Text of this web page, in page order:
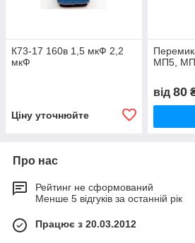
К73-17 160в 1,5 мкФ 2,2
мкФ
Ціну уточнюйте
МП5,
від 80
Про нас
Рейтинг не сформований
Менше 5 відгуків за останній рік
Працює з 20.03.2012